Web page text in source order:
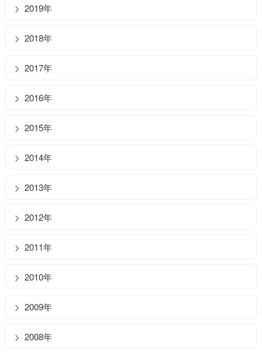
2019年
2018年
2017年
2016年
2015年
2014年
2013年
2012年
2011年
2010年
2009年
2008年